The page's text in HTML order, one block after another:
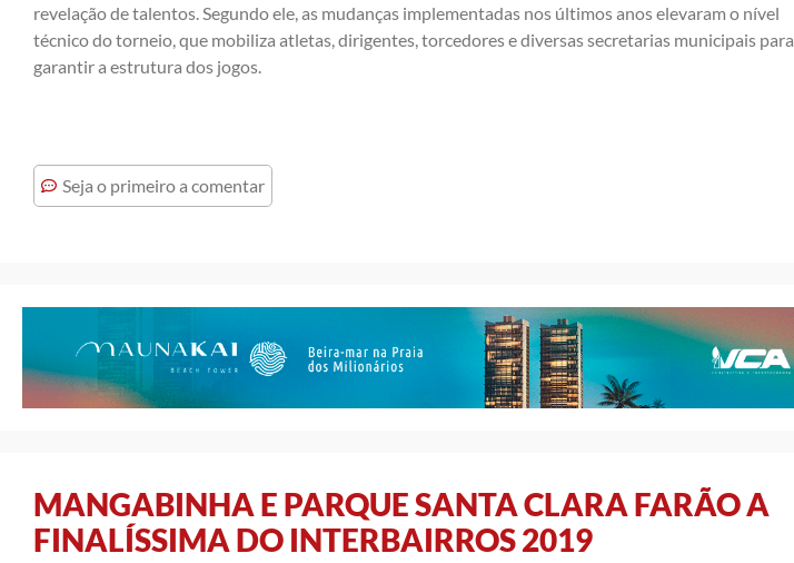
revelação de talentos. Segundo ele, as mudanças implementadas nos últimos anos elevaram o nível
técnico do torneio, que mobiliza atletas, dirigentes, torcedores e diversas secretarias municipais para
garantir a estrutura dos jogos.
Seja o primeiro a comentar
MANGABINHA E PARQUE SANTA CLARA FARÃO A
FINALÍSSIMA DO INTERBAIRROS 2019